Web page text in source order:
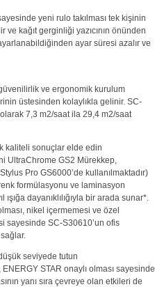
yeni rulo takılması tek kişinin
kağıt gerginliği yazıcının önünden
ayar süresi azalır ve
ve ergonomik kurulum
üstesinden kolaylıkla gelinir. SC-
7,3 m2/saat ila 29,4 m2/saat
kaliteli sonuçlar elde edin
UltraChrome GS2 Mürekkep,
Pro GS6000’de kullanılmaktadır)
formülasyonu ve laminasyon
ışığa dayanıklılığıyla bir arada sunar*.
nikel içermemesi ve özel
sayesinde SC-S30610’un ofis
seviyede tutun
STAR onaylı olması sayesinde
yanı sıra çevreye olan etkileri de